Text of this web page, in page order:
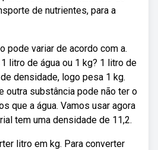
de nutrientes, para a
pode variar de acordo com a.
litro de água ou 1 kg? 1 litro de
densidade, logo pesa 1 kg.
outra substância pode não ter o
que a água. Vamos usar agora
tem uma densidade de 11,2.
litro em kg. Para converter